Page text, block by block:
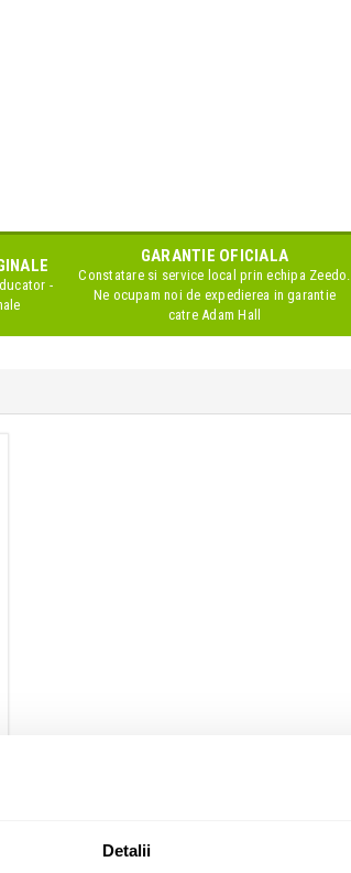
Detalii
-
GARANTIE OFICIALA
Constatare si service local prin echipa Zeedo.
Ne ocupam noi de expedierea in garantie
catre Adam Hall